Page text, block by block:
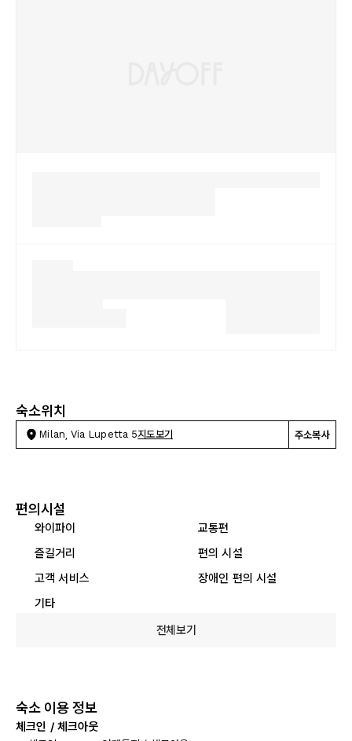
숙소위치
Milan, Via Lupetta 5지도보기 주소복사
편의시설
와이파이
교통편
즐길거리
편의 시설
고객 서비스
장애인 편의 시설
기타
전체보기
숙소 이용 정보
체크인 / 체크아웃